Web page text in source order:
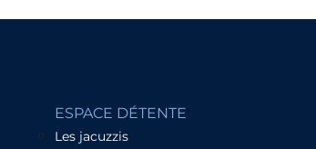
ESPACE DÉTENTE
Les jacuzzis